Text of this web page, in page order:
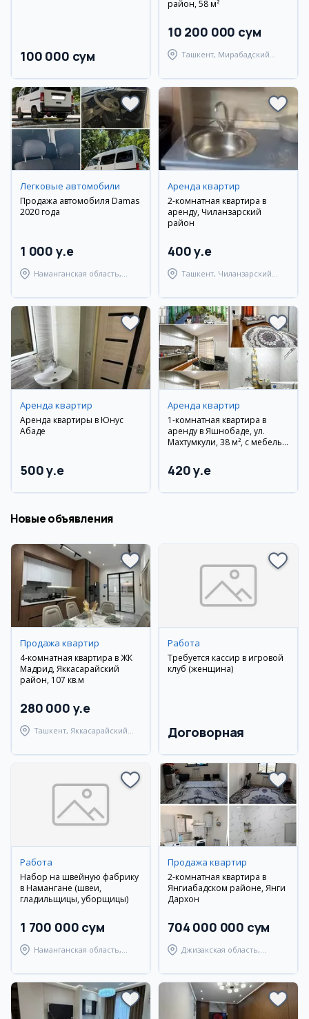
100 000 сум
район, 58 м²
10 200 000 сум
Ташкент, Мирабадский
Легковые автомобили
Продажа автомобиля Damas
2020 года
1 000 y.e
Наманганская область,
Аренда квартир
2-комнатная квартира в
аренду, Чиланзарский
район
400 y.e
Ташкент, Чиланзарский
Аренда квартир
Аренда квартиры в Юнус
Абаде
500 y.e
Аренда квартир
1-комнатная квартира в
аренду в Яшнобаде, ул.
Махтумкули, 38 м², с мебелью
420 y.e
Новые объявления
Продажа квартир
4-комнатная квартира в ЖК
Мадрид, Яккасарайский
район, 107 кв.м
280 000 y.e
Ташкент, Яккасарайский
Работа
Требуется кассир в игровой
клуб (женщина)
Договорная
Работа
Набор на швейную фабрику
в Намангане (швеи,
гладильщицы, уборщицы)
1 700 000 сум
Наманганская область,
Продажа квартир
2-комнатная квартира в
Янгиабадском районе, Янги
Дархон
704 000 000 сум
Джизакская область,